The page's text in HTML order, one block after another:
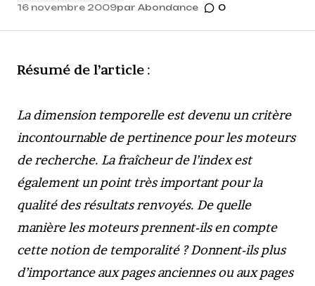
16 novembre 2009par Abondance 0
Résumé de l’article :
La dimension temporelle est devenu un critère
incontournable de pertinence pour les moteurs
de recherche. La fraîcheur de l’index est
également un point très important pour la
qualité des résultats renvoyés. De quelle
manière les moteurs prennent-ils en compte
cette notion de temporalité ? Donnent-ils plus
d’importance aux pages anciennes ou aux pages